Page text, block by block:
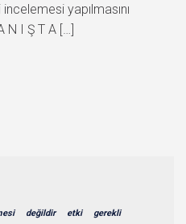
yapılmasını
N I Ş T A […]
değildir etki gerekli